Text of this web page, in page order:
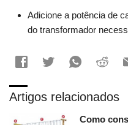
Adicione a potência de
do transformador
Artigos relacionados
Como